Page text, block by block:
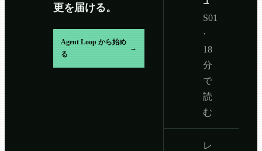
更を届ける。
Agent Loop から始め
る
→
S01
·
18
分
で
読
む
レ